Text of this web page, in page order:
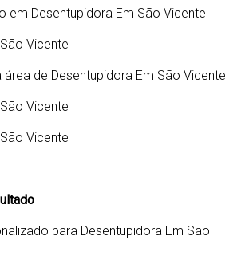
em Desentupidora Em São Vicente
Vicente
área de Desentupidora Em São Vicente
Vicente
Vicente
para Desentupidora Em São